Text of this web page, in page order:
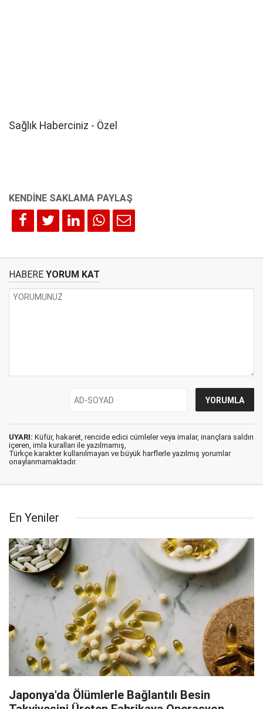
Sağlık Haberciniz - Özel
HABERE YORUM KAT
UYARI: Küfür, hakaret, rencide edici cümleler veya imalar, inançlara saldırı
içeren, imla kuralları ile yazılmamış,
Türkçe karakter kullanılmayan ve büyük harflerle yazılmış yorumlar
onaylanmamaktadır.
En Yeniler
Japonya'da Ölümlerle Bağlantılı Besin